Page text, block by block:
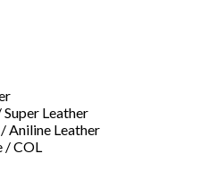
Super Leather
Aniline Leather
/ COL